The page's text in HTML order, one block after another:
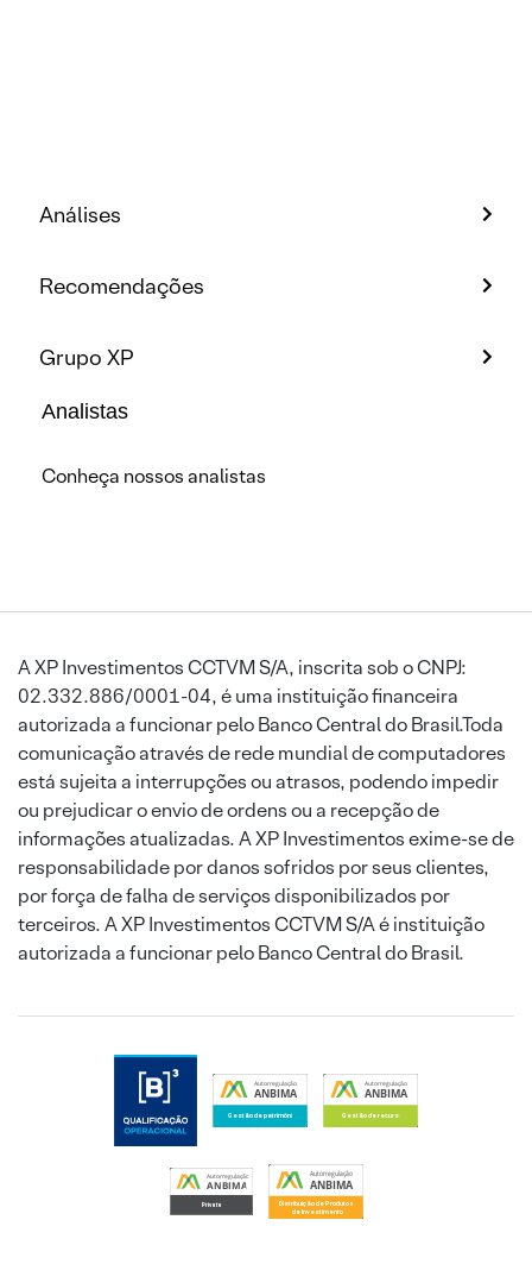
Análises
Recomendações
Grupo XP
Analistas
Conheça nossos analistas
A XP Investimentos CCTVM S/A, inscrita sob o CNPJ:
02.332.886/0001-04, é uma instituição financeira
autorizada a funcionar pelo Banco Central do Brasil.Toda
comunicação através de rede mundial de computadores
está sujeita a interrupções ou atrasos, podendo impedir
ou prejudicar o envio de ordens ou a recepção de
informações atualizadas. A XP Investimentos exime-se de
responsabilidade por danos sofridos por seus clientes,
por força de falha de serviços disponibilizados por
terceiros. A XP Investimentos CCTVM S/A é instituição
autorizada a funcionar pelo Banco Central do Brasil.